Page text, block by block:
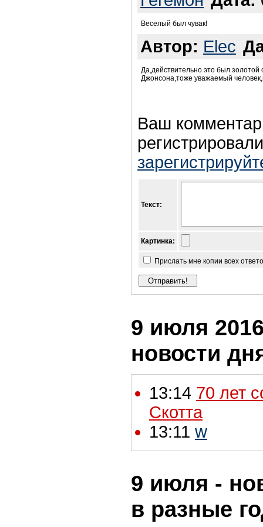
Веселый был чувак!
Автор: Elec
Да,действительно это был
Джонсона,тоже уважаемый
Ваш
Текст:
Картинка:
Прислать мне копии всех
9 июля
новости
13:14 70 лет
Скотта
13:11 w
9 июля -
в разные